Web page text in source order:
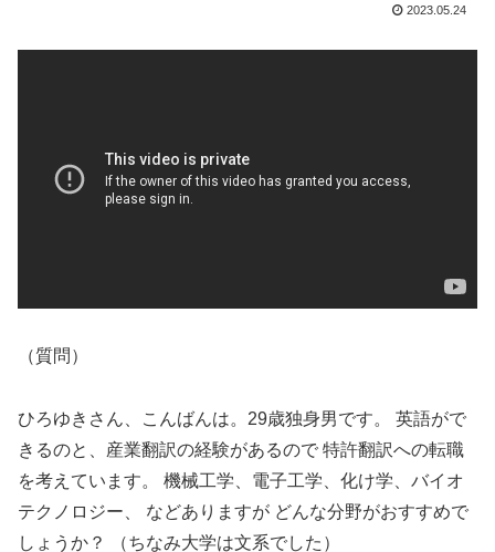
2023.05.24
（質問）
ひろゆきさん、こんばんは。29歳独身男です。 英語がで
きるのと、産業翻訳の経験があるので 特許翻訳への転職
を考えています。 機械工学、電子工学、化け学、バイオ
テクノロジー、 などありますが どんな分野がおすすめで
しょうか？ （ちなみ大学は文系でした）